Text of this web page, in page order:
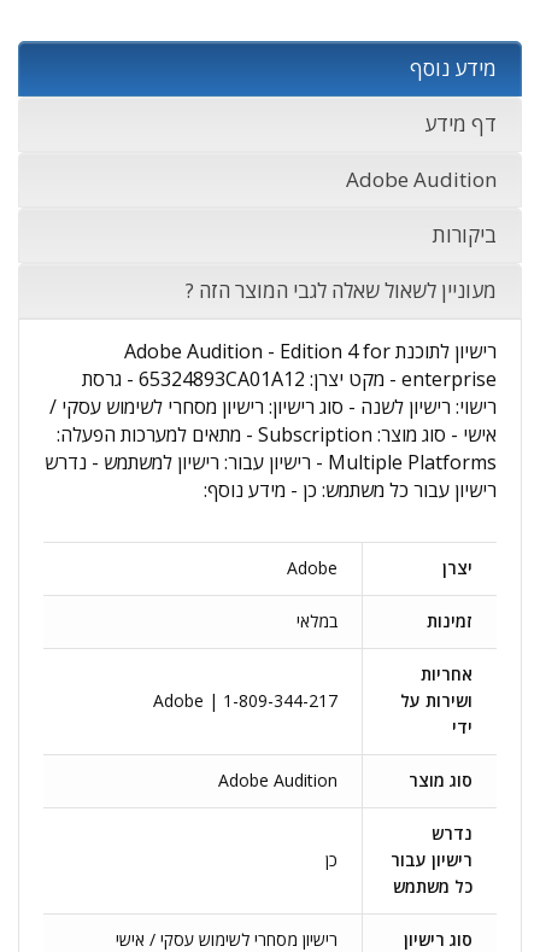
מידע נוסף
דף מידע
Adobe Audition
ביקורות
מעוניין לשאול שאלה לגבי המוצר הזה ?
רישיון לתוכנת Adobe Audition - Edition 4 for
enterprise - מקט יצרן: 65324893CA01A12 - גרסת
רישוי: רישיון לשנה - סוג רישיון: רישיון מסחרי לשימוש עסקי /
אישי - סוג מוצר: Subscription - מתאים למערכות הפעלה:
Multiple Platforms - רישיון עבור: רישיון למשתמש - נדרש
רישיון עבור כל משתמש: כן - מידע נוסף:
יצרן Adobe
זמינות במלאי
אחריות
ושירות על
ידי
Adobe | 1-809-344-217
סוג מוצר Adobe Audition
נדרש
רישיון עבור
כל משתמש
כן
סוג רישיון רישיון מסחרי לשימוש עסקי / אישי